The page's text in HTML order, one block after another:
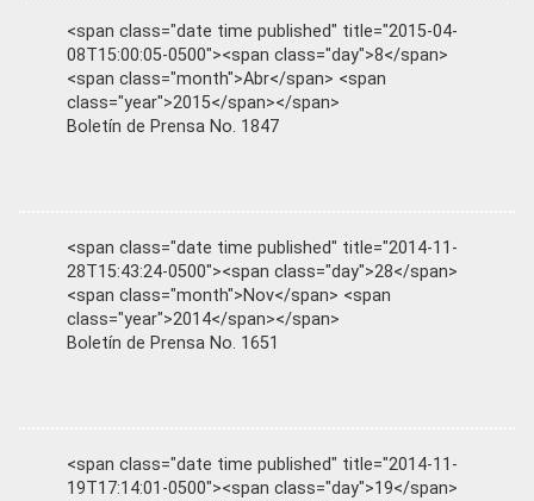
<span class="date time published" title="2015-04-
08T15:00:05-0500"><span class="day">8</span>
<span class="month">Abr</span> <span
class="year">2015</span></span>
Boletín de Prensa No. 1847
<span class="date time published" title="2014-11-
28T15:43:24-0500"><span class="day">28</span>
<span class="month">Nov</span> <span
class="year">2014</span></span>
Boletín de Prensa No. 1651
<span class="date time published" title="2014-11-
19T17:14:01-0500"><span class="day">19</span>